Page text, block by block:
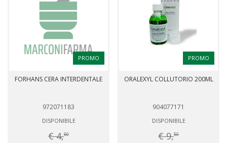
PROMO
FORHANS CERA INTERDENTALE
972071183
DISPONIBILE
€ 4,80
PROMO
ORALEXYL COLLUTORIO 200ML
904077171
DISPONIBILE
€ 9,80